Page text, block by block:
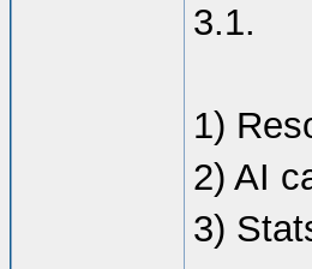
3.1.
1)
2) AI
3)